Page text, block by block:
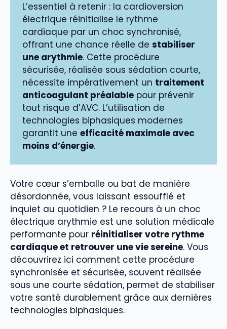
L’essentiel à retenir : la cardioversion
électrique réinitialise le rythme
cardiaque par un choc synchronisé,
offrant une chance réelle de stabiliser
une arythmie. Cette procédure
sécurisée, réalisée sous sédation courte,
nécessite impérativement un traitement
anticoagulant préalable pour prévenir
tout risque d’AVC. L’utilisation de
technologies biphasiques modernes
garantit une efficacité maximale avec
moins d’énergie.
Votre cœur s’emballe ou bat de manière
désordonnée, vous laissant essoufflé et
inquiet au quotidien ? Le recours à un choc
électrique arythmie est une solution médicale
performante pour réinitialiser votre rythme
cardiaque et retrouver une vie sereine. Vous
découvrirez ici comment cette procédure
synchronisée et sécurisée, souvent réalisée
sous une courte sédation, permet de stabiliser
votre santé durablement grâce aux dernières
technologies biphasiques.